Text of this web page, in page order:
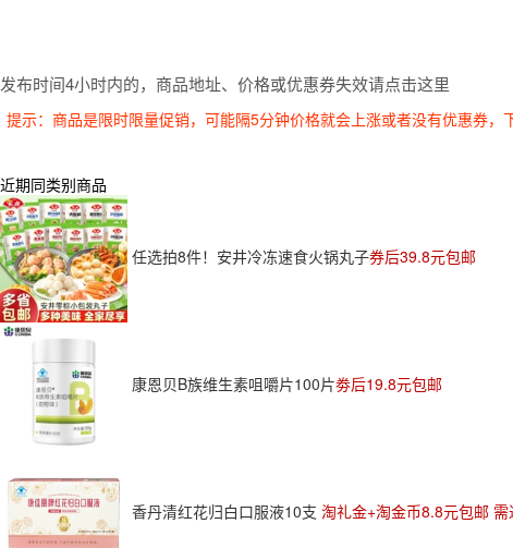
发布时间4小时内的，商品地址、价格或优惠券失效请点击这里
提示：商品是限时限量促销，可能隔5分钟价格就会上涨或者没有优惠券，
近期同类别商品
任选拍8件！安井冷冻速食火锅丸子券后39.8元包邮
康恩贝B族维生素咀嚼片100片劵后19.8元包邮
香丹清红花归白口服液10支 淘礼金+淘金币8.8元包邮